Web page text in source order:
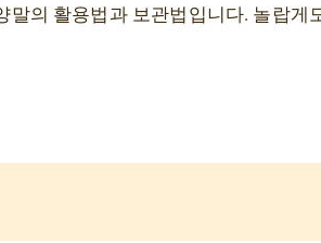
의 활용법과 보관법입니다. 놀랍게